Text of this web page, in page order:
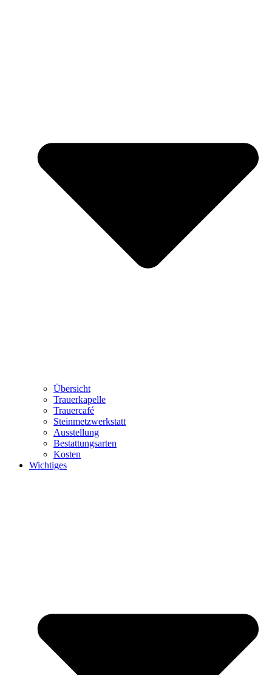
Übersicht
Trauerkapelle
Trauercafé
Steinmetzwerkstatt
Ausstellung
Bestattungsarten
Kosten
Wichtiges